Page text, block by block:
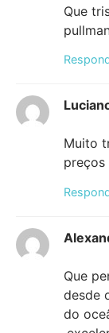
Que
Muito
preços
Que
desde
do